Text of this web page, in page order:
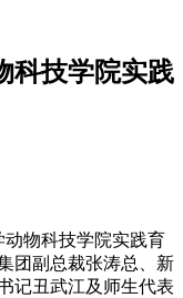
科技学院实践
动物科技学院实践育
团副总裁张涛总、 新
记丑武江及师生代表